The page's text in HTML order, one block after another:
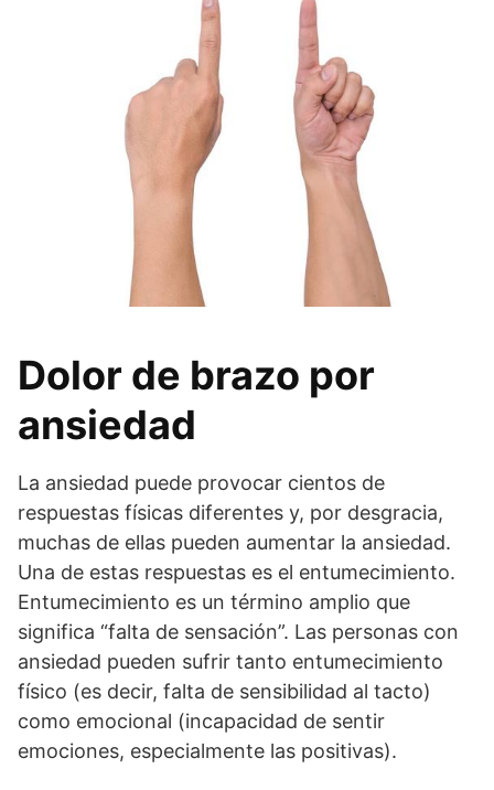
Dolor de brazo por
ansiedad
La ansiedad puede provocar cientos de
respuestas físicas diferentes y, por desgracia,
muchas de ellas pueden aumentar la ansiedad.
Una de estas respuestas es el entumecimiento.
Entumecimiento es un término amplio que
significa “falta de sensación”. Las personas con
ansiedad pueden sufrir tanto entumecimiento
físico (es decir, falta de sensibilidad al tacto)
como emocional (incapacidad de sentir
emociones, especialmente las positivas).